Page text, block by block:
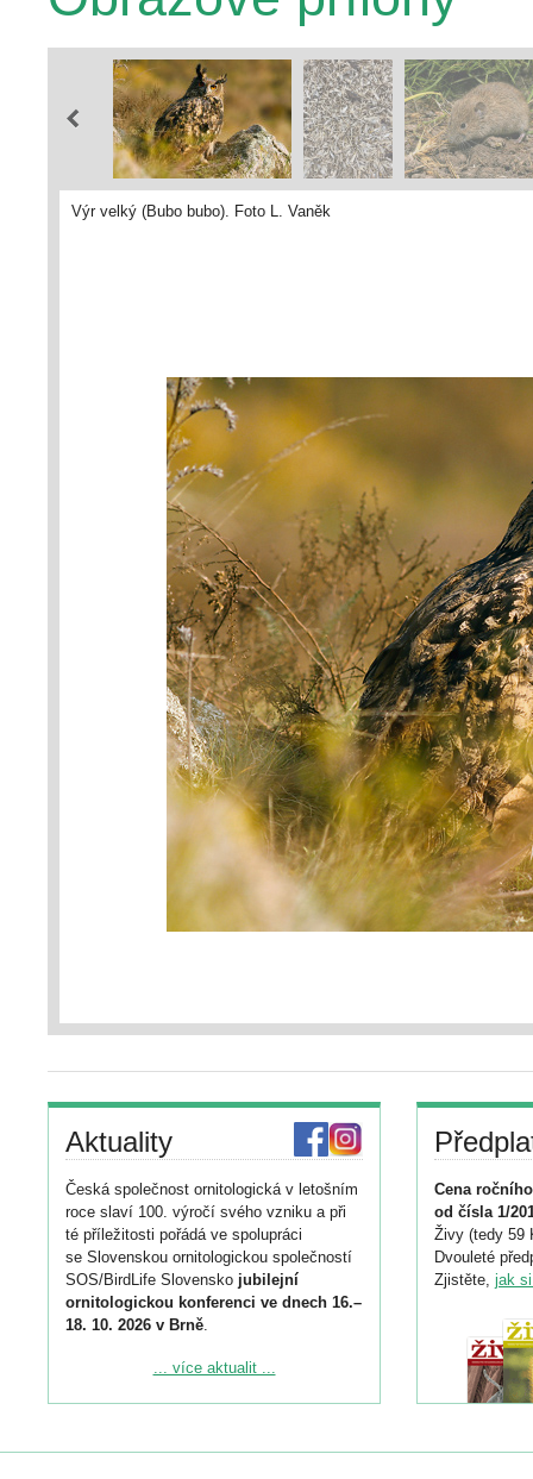
Výr velký (Bubo bubo). Foto L. Vaněk
Aktuality
Česká společnost ornitologická v letošním
roce slaví 100. výročí svého vzniku a při
té příležitosti pořádá ve spolupráci
se Slovenskou ornitologickou společností
SOS/BirdLife Slovensko jubilejní
ornitologickou konferenci ve dnech 16.–
18. 10. 2026 v Brně.
Podrobnější informace ke konferenci
Registrovat se můžete do 6. září.
... více aktualit ...
Cena
od čísla 1/
Živy (tedy 59
Dvouleté
Zjistěte, jak